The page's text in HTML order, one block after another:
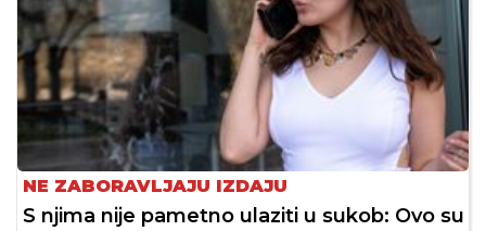
NE ZABORAVLJAJU IZDAJU
S njima nije pametno ulaziti u sukob: Ovo su